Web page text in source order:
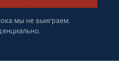
мы не выиграем.